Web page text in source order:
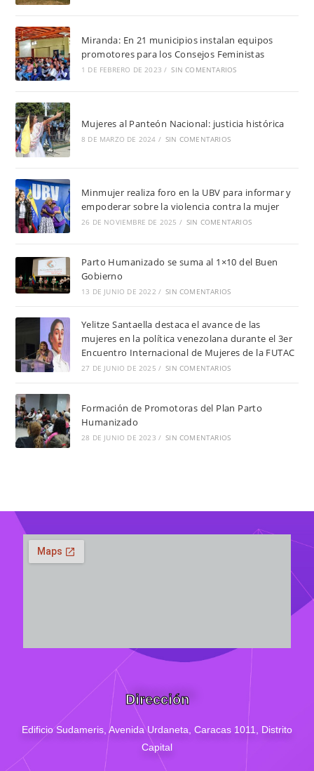
Miranda: En 21 municipios instalan equipos
promotores para los Consejos Feministas
1 DE FEBRERO DE 2023 / SIN COMENTARIOS
Mujeres al Panteón Nacional: justicia histórica
8 DE MARZO DE 2024 / SIN COMENTARIOS
Minmujer realiza foro en la UBV para informar y
empoderar sobre la violencia contra la mujer
26 DE NOVIEMBRE DE 2025 / SIN COMENTARIOS
Parto Humanizado se suma al 1×10 del Buen
Gobierno
13 DE JUNIO DE 2022 / SIN COMENTARIOS
Yelitze Santaella destaca el avance de las
mujeres en la política venezolana durante el 3er
Encuentro Internacional de Mujeres de la FUTAC
27 DE JUNIO DE 2025 / SIN COMENTARIOS
Formación de Promotoras del Plan Parto
Humanizado
28 DE JUNIO DE 2023 / SIN COMENTARIOS
Dirección
Edificio Sudameris, Avenida Urdaneta, Caracas 1011, Distrito
Capital